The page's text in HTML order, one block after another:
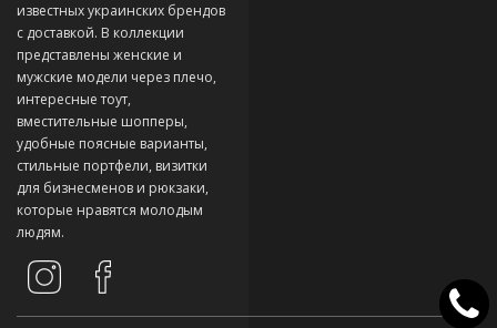
известных украинских брендов
с доставкой. В коллекции
представлены женские и
мужские модели через плечо,
интересные тоут,
вместительные шопперы,
удобные поясные варианты,
стильные портфели, визитки
для бизнесменов и рюкзаки,
которые нравятся молодым
людям.